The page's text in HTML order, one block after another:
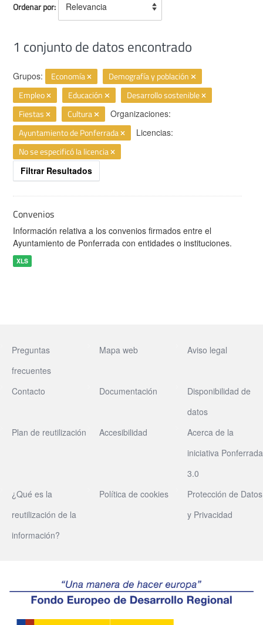
Ordenar por
1 conjunto de datos encontrado
Grupos: Economía
Demografía y población
Empleo
Educación
Desarrollo sostenible
Fiestas
Cultura Organizaciones:
Ayuntamiento de Ponferrada Licencias:
No se especificó la licencia
Filtrar Resultados
Convenios
Información relativa a los convenios firmados entre el
Ayuntamiento de Ponferrada con entidades o instituciones.
XLS
Preguntas
frecuentes
Mapa web Aviso legal
Contacto Documentación
Disponibilidad de
datos
Plan de reutilización
Accesibilidad
Acerca de la
iniciativa Ponferrada
3.0
¿Qué es la
reutilización de la
información?
Política de cookies
Protección de Datos
y Privacidad